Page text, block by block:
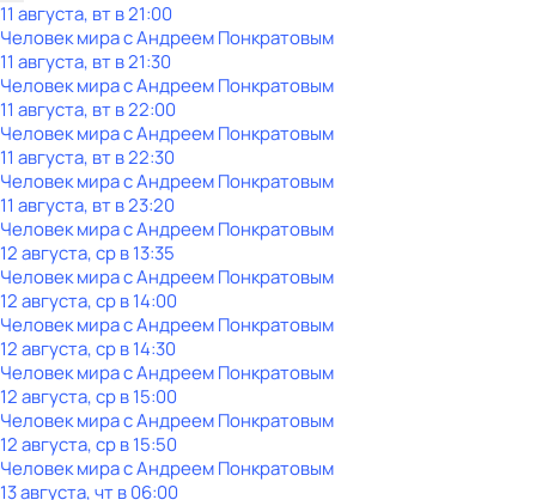
11 августа, вт в 21:00
Человек мира с Андреем Понкратовым
11 августа, вт в 21:30
Человек мира с Андреем Понкратовым
11 августа, вт в 22:00
Человек мира с Андреем Понкратовым
11 августа, вт в 22:30
Человек мира с Андреем Понкратовым
11 августа, вт в 23:20
Человек мира с Андреем Понкратовым
12 августа, ср в 13:35
Человек мира с Андреем Понкратовым
12 августа, ср в 14:00
Человек мира с Андреем Понкратовым
12 августа, ср в 14:30
Человек мира с Андреем Понкратовым
12 августа, ср в 15:00
Человек мира с Андреем Понкратовым
12 августа, ср в 15:50
Человек мира с Андреем Понкратовым
13 августа, чт в 06:00